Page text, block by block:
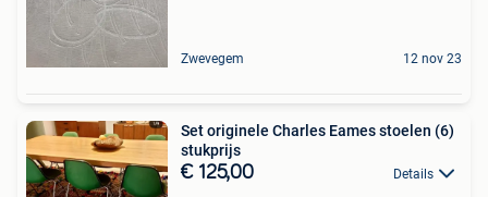
Zwevegem 12 nov 23
Set originele Charles Eames stoelen (6)
stukprijs
€ 125,00 Details